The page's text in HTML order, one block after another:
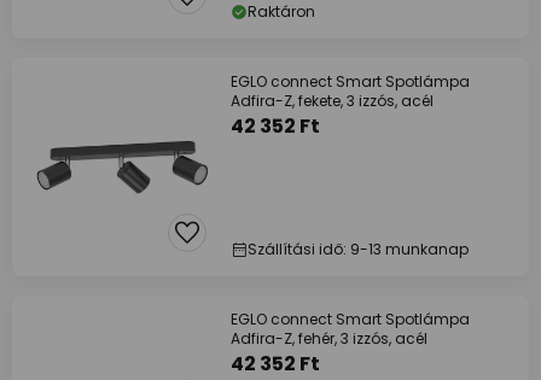
Raktáron
EGLO connect Smart Spotlámpa
Adfira-Z, fekete, 3 izzós, acél
42 352 Ft
Szállítási idő: 9-13 munkanap
EGLO connect Smart Spotlámpa
Adfira-Z, fehér, 3 izzós, acél
42 352 Ft